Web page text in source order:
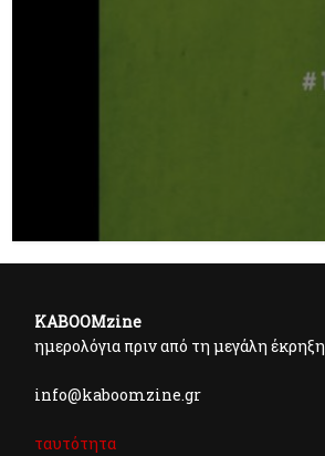
KABOOMzine
ημερολόγια πριν από τη μεγάλη έκρηξη
info@kaboomzine.gr
ταυτότητα